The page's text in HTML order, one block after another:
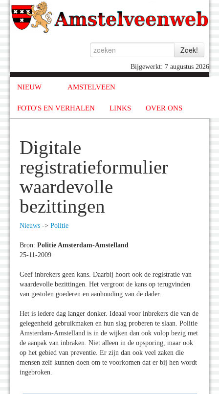
Bijgewerkt: 7 augustus 2026
NIEUW AMSTELVEEN
FOTO'S EN VERHALEN LINKS OVER ONS
Digitale
registratieformulier
waardevolle
bezittingen
Nieuws -> Politie
Bron: Politie Amsterdam-Amstelland
25-11-2009
Geef inbrekers geen kans. Daarbij hoort ook de registratie van
waardevolle bezittingen. Het vergroot de kans op terugvinden
van gestolen goederen en aanhouding van de dader.
Het is iedere dag langer donker. Ideaal voor inbrekers die van de
gelegenheid gebruikmaken en hun slag proberen te slaan. Politie
Amsterdam-Amstelland is in de wijken dan ook volop bezig met
de aanpak van inbraken. Niet alleen in de opsporing, maar ook
op het gebied van preventie. Er zijn dan ook veel zaken die
mensen zelf kunnen doen om te voorkomen dat er bij hen wordt
ingebroken.